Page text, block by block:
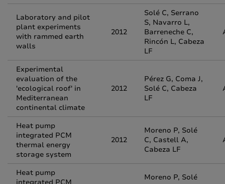
Laboratory and pilot
plant experiments
with rammed earth
walls
2012
Solé C, Serrano
S, Navarro L,
Barreneche C,
Rincón L, Cabeza
LF
Experimental
evaluation of the
'ecological roof' in
Mediterranean
continental climate
2012
Pérez G, Coma J,
Solé C, Cabeza
LF
Heat pump
integrated PCM
thermal energy
storage system
2012
Moreno P, Solé
C, Castell A,
Cabeza LF
Heat pump
Moreno P, Solé